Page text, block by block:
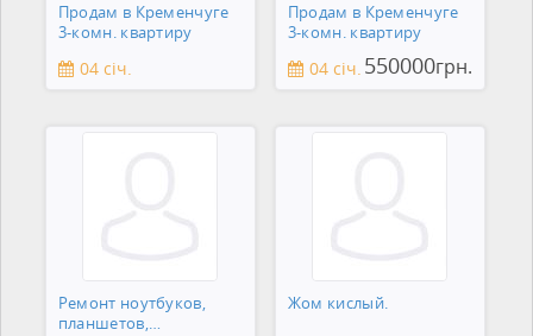
Продам в Кременчуге
3-комн. квартиру
04 січ.
Продам в Кременчуге
3-комн. квартиру
04 січ. 550000грн.
Ремонт ноутбуков,
планшетов,
Жом кислый.